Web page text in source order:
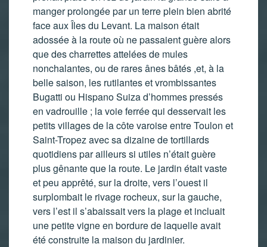
manger prolongée par un terre plein bien abrité
face aux Îles du Levant. La maison était
adossée à la route où ne passaient guère alors
que des charrettes attelées de mules
nonchalantes, ou de rares ânes bâtés ,et, à la
belle saison, les rutilantes et vrombissantes
Bugatti ou Hispano Suiza d’hommes pressés
en vadrouille ; la voie ferrée qui desservait les
petits villages de la côte varoise entre Toulon et
Saint-Tropez avec sa dizaine de tortillards
quotidiens par ailleurs si utiles n’était guère
plus gênante que la route. Le jardin était vaste
et peu apprêté, sur la droite, vers l’ouest il
surplombait le rivage rocheux, sur la gauche,
vers l’est il s’abaissait vers la plage et incluait
une petite vigne en bordure de laquelle avait
été construite la maison du jardinier.